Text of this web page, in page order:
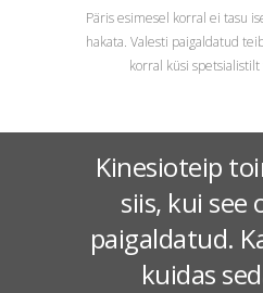
Päris esimesel korral ei tasu
hakata. Valesti paigaldatud
korral küsi
Kinesioteip
siis, kui see
paigaldatud.
kuidas